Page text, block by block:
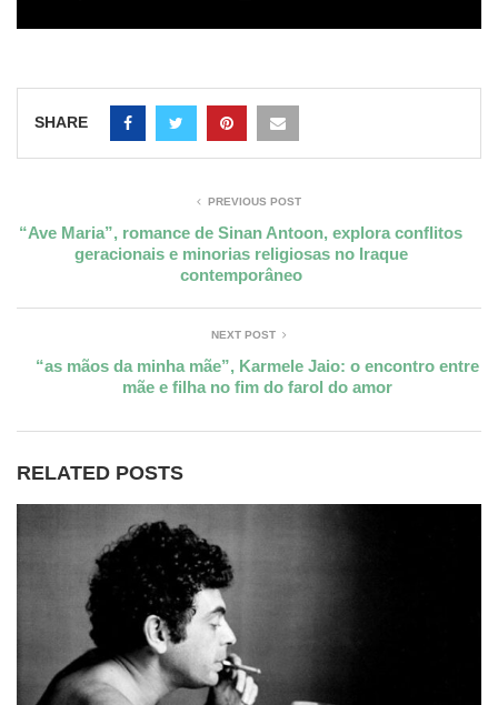
SHARE
PREVIOUS POST
“Ave Maria”, romance de Sinan Antoon, explora conflitos
geracionais e minorias religiosas no Iraque
contemporâneo
NEXT POST
“as mãos da minha mãe”, Karmele Jaio: o encontro entre
mãe e filha no fim do farol do amor
RELATED POSTS